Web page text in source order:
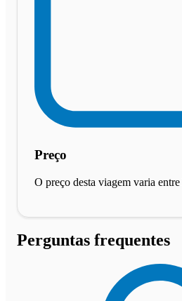
Preço
O preço desta viagem varia entre
Perguntas frequentes